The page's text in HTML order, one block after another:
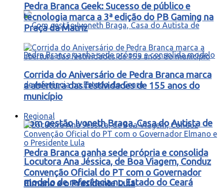
Com gestão Ivoneth Braga, Casa do Autista de
Pedra Branca ganha sede própria e consolida
modelo de referência no Estado do Ceará
Pedra Branca Geek: Sucesso de público e
tecnologia marca a 3ª edição do PB Gaming na
Praça da Matriz
Corrida do Aniversário de Pedra Branca marca
a abertura das festividades de 155 anos do
município
Regional
Locutora Ana Jéssica, de Boa Viagem, Conduz
Convenção Oficial do PT com o Governador
Elmano e o Presidente Lula